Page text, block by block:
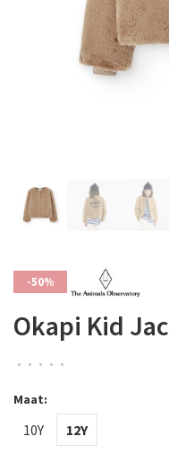
-50%
Okapi Kid
• • • • •
Maat:
10Y 12Y